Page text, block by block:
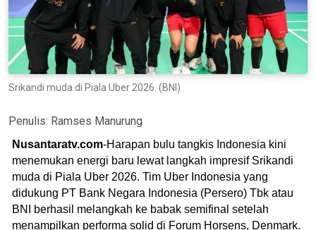
Srikandi muda di Piala Uber 2026. (BNI)
Penulis: Ramses Manurung
Nusantaratv.com-Harapan bulu tangkis Indonesia kini
menemukan energi baru lewat langkah impresif Srikandi
muda di Piala Uber 2026. Tim Uber Indonesia yang
didukung PT Bank Negara Indonesia (Persero) Tbk atau
BNI berhasil melangkah ke babak semifinal setelah
menampilkan performa solid di Forum Horsens, Denmark.